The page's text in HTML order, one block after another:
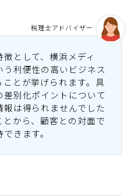
として、横浜メディ
利便性の高いビジネス
とが挙げられます。具
別化ポイントについて
は得られませんでした
から、顧客との対面で
きます。
税理士アドバイザー